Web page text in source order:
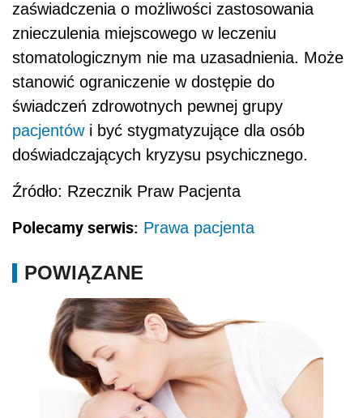
zaświadczenia o możliwości zastosowania
znieczulenia miejscowego w leczeniu
stomatologicznym nie ma uzasadnienia. Może
stanowić ograniczenie w dostępie do
świadczeń zdrowotnych pewnej grupy
pacjentówi być stygmatyzujące dla osób
doświadczających kryzysu psychicznego.
Źródło: Rzecznik Praw Pacjenta
Polecamy serwis: Prawa pacjenta
POWIĄZANE